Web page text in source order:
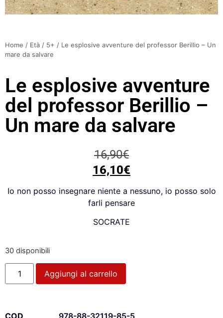
Home / Età / 5+ / Le esplosive avventure del professor Berillio – Un
mare da salvare
Le esplosive avventure
del professor Berillio –
Un mare da salvare
16,90€
16,10€
Io non posso insegnare niente a nessuno, io posso solo
farli pensare
SOCRATE
30 disponibili
Aggiungi al carrello